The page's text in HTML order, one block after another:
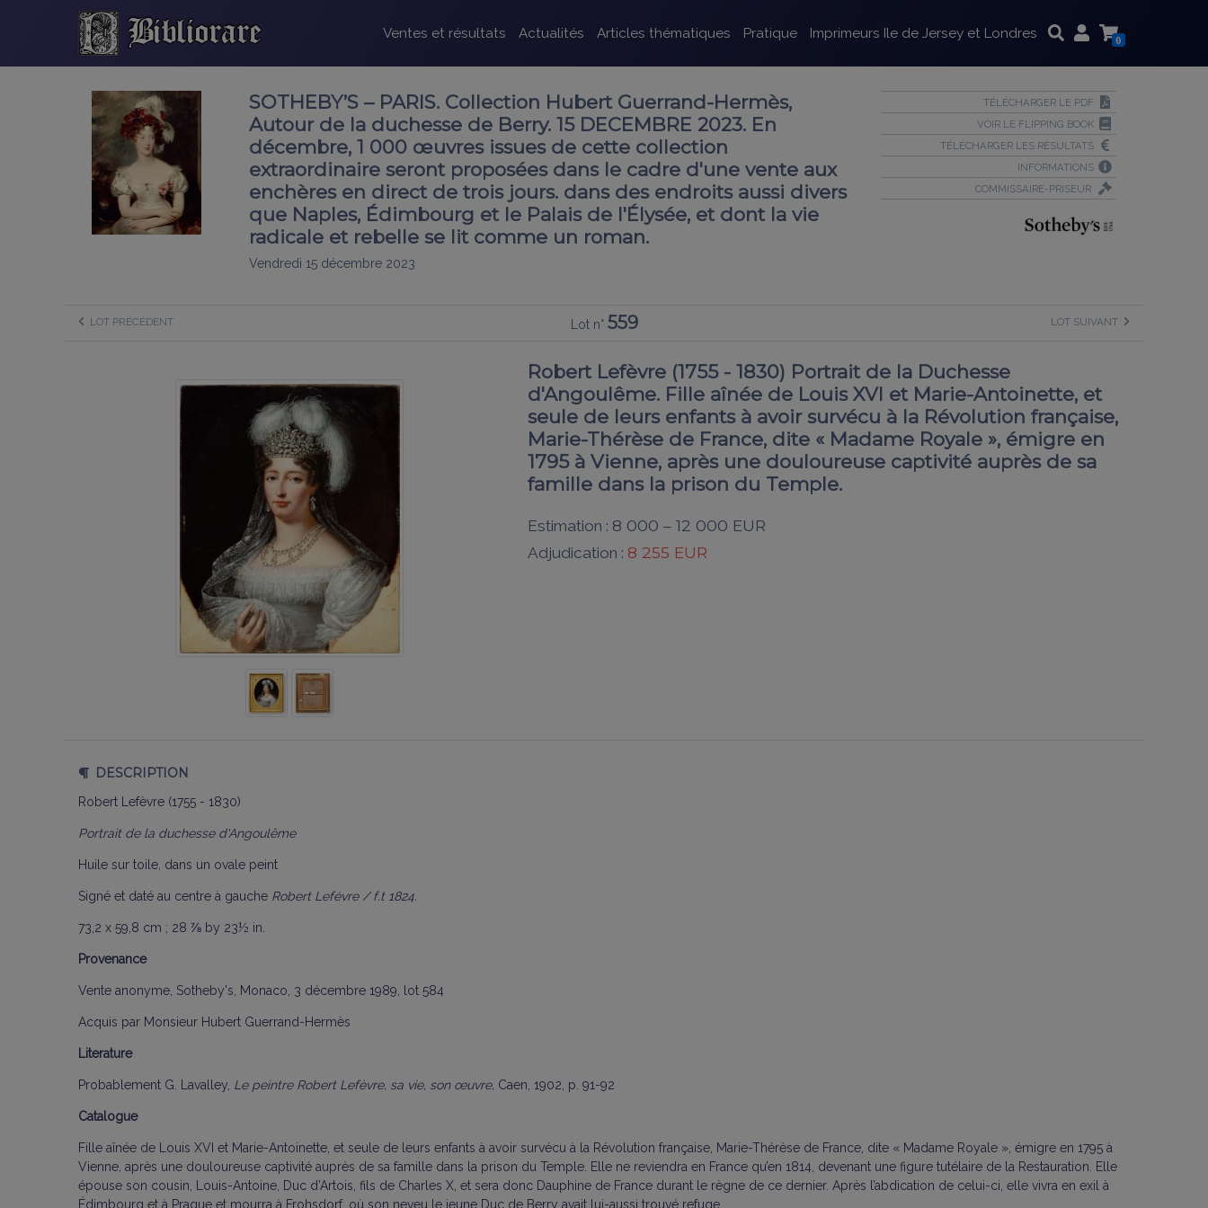
Ventes et résultats Actualités Articles thématiques Pratique Imprimeurs Ile de Jersey et Londres 0
SOTHEBY’S – PARIS. Collection Hubert Guerrand-Hermès,
Autour de la duchesse de Berry. 15 DECEMBRE 2023. En
décembre, 1 000 œuvres issues de cette collection
extraordinaire seront proposées dans le cadre d'une vente aux
enchères en direct de trois jours. dans des endroits aussi divers
que Naples, Édimbourg et le Palais de l'Élysée, et dont la vie
radicale et rebelle se lit comme un roman.
Vendredi 15 décembre 2023
TÉLÉCHARGER LE PDF
VOIR LE FLIPPING BOOK
TÉLÉCHARGER LES RÉSULTATS
INFORMATIONS
COMMISSAIRE-PRISEUR
LOT PRÉCÉDENT Lot n° 559 LOT SUIVANT
Robert Lefèvre (1755 - 1830) Portrait de la Duchesse
d'Angoulême. Fille aînée de Louis XVI et Marie-Antoinette, et
seule de leurs enfants à avoir survécu à la Révolution française,
Marie-Thérèse de France, dite « Madame Royale », émigre en
1795 à Vienne, après une douloureuse captivité auprès de sa
famille dans la prison du Temple.
Estimation : 8 000 – 12 000 EUR
Adjudication : 8 255 EUR
DESCRIPTION
Robert Lefèvre (1755 - 1830)
Portrait de la duchesse d'Angoulême
Huile sur toile, dans un ovale peint
Signé et daté au centre à gauche Robert Lefévre / f.t 1824.
73,2 x 59,8 cm ; 28 ⅞ by 23½ in.
Provenance
Vente anonyme, Sotheby's, Monaco, 3 décembre 1989, lot 584
Acquis par Monsieur Hubert Guerrand-Hermès
Literature
Probablement G. Lavalley, Le peintre Robert Lefèvre, sa vie, son œuvre, Caen, 1902, p. 91-92
Catalogue
Fille aînée de Louis XVI et Marie-Antoinette, et seule de leurs enfants à avoir survécu à la Révolution française, Marie-Thérèse de France, dite « Madame Royale », émigre en 1795 à
Vienne, après une douloureuse captivité auprès de sa famille dans la prison du Temple. Elle ne reviendra en France qu’en 1814, devenant une figure tutélaire de la Restauration. Elle
épouse son cousin, Louis-Antoine, Duc d’Artois, fils de Charles X, et sera donc Dauphine de France durant le règne de ce dernier. Après l’abdication de celui-ci, elle vivra en exil à
Édimbourg et à Prague et mourra à Frohsdorf, où son neveu le jeune Duc de Berry avait lui-aussi trouvé refuge.